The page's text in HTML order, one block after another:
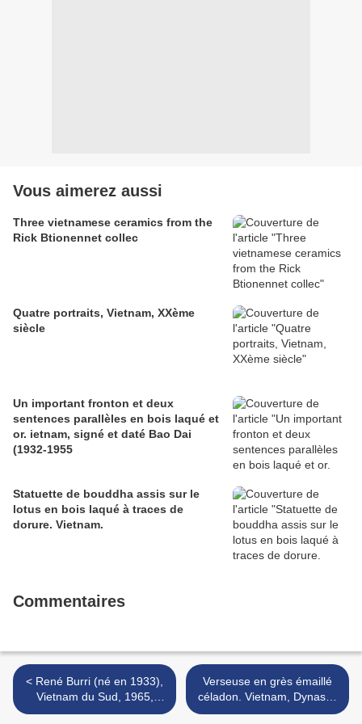
Vous aimerez aussi
Three vietnamese ceramics from the
Rick Btionennet collec
Quatre portraits, Vietnam, XXème
siècle
Un important fronton et deux
sentences parallèles en bois laqué et
or. ietnam, signé et daté Bao Dai
(1932-1955
Statuette de bouddha assis sur le
lotus en bois laqué à traces de
dorure. Vietnam.
Commentaires
< René Burri (né en 1933),
Vietnam du Sud, 1965,
deux tirages argentiques
Verseuse en grès émaillé
céladon. Vietnam, Dynastie
des Trân, XVe siècle >